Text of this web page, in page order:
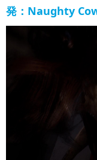
発：Naughty Cow